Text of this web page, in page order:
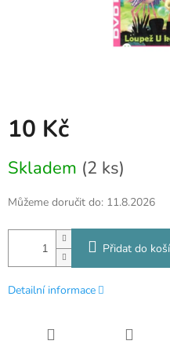
10 Kč
cena:
Skladem (2 ks)
Můžeme doručit do: 11.8.2026
Přidat do
Detailní informace